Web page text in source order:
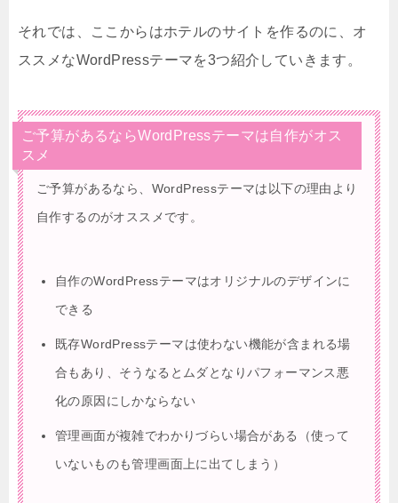
それでは、ここからはホテルのサイトを作るのに、オ
ススメなWordPressテーマを3つ紹介していきます。
ご予算があるならWordPressテーマは自作がオス
スメ
ご予算があるなら、WordPressテーマは以下の理由より
自作するのがオススメです。
自作のWordPressテーマはオリジナルのデザインに
できる
既存WordPressテーマは使わない機能が含まれる場
合もあり、そうなるとムダとなりパフォーマンス悪
化の原因にしかならない
管理画面が複雑でわかりづらい場合がある（使って
いないものも管理画面上に出てしまう）